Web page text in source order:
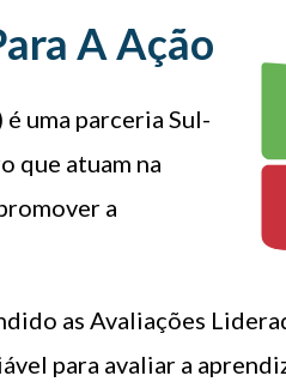
A Ação
uma parceria Sul-
que atuam na
a
as Avaliações
para avaliar a